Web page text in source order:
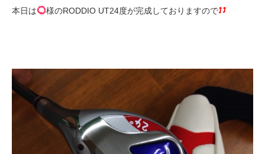
本日は 様のRODDIO UT24度が完成しておりますので